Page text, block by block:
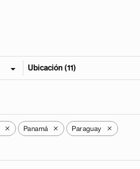
Ubicación (11)
X Panamá X Paraguay X